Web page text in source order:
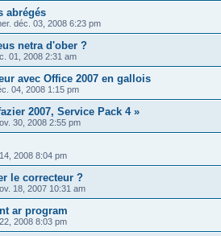
abrégés
déc. 03, 2008 6:23 pm
netra d'ober ?
01, 2008 2:31 am
avec Office 2007 en gallois
04, 2008 1:15 pm
2007, Service Pack 4 »
30, 2008 2:55 pm
2008 8:04 pm
le correcteur ?
18, 2007 10:31 am
ar program
2008 8:03 pm